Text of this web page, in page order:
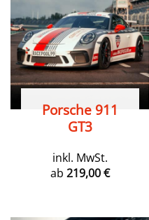
Porsche 911
GT3
inkl. MwSt.
ab 219,00€